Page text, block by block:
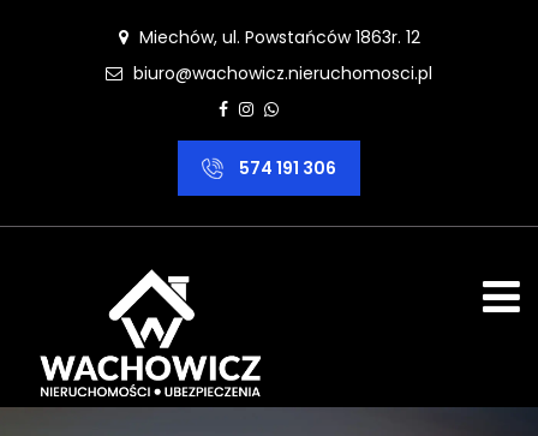
Miechów, ul. Powstańców 1863r. 12
biuro@wachowicz.nieruchomosci.pl
574 191 306